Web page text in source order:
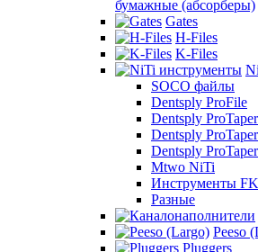
бумажные (абсорберы)
Gates
H-Files
K-Files
SOCO файлы
Dentsply ProFile
Dentsply
Dentsply
Dentsply
Mtwo NiTi
Инструменты
Разные
Peeso
Pluggers